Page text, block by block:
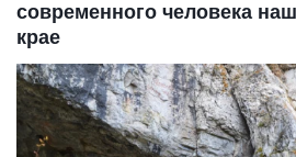
современного человека
крае